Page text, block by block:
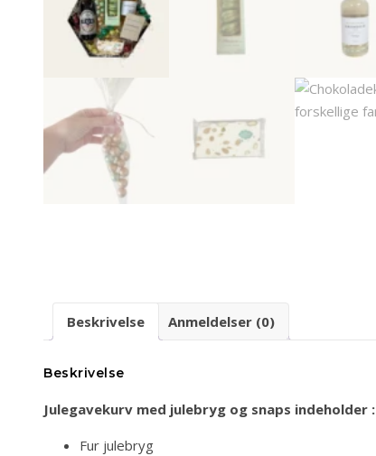
Beskrivelse Anmeldelser (0)
Beskrivelse
Julegavekurv med julebryg og snaps indeholder :
Fur julebryg